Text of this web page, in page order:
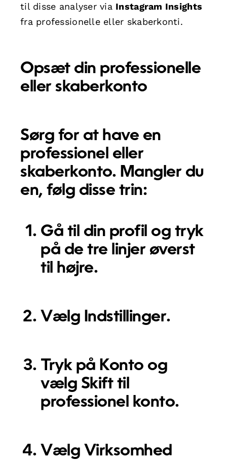
til disse analyser via Instagram Insights
fra professionelle eller skaberkonti.
Opsæt din professionelle
eller skaberkonto
Sørg for at have en
professionel eller
skaberkonto. Mangler du
en, følg disse trin:
Gå til din profil og tryk
på de tre linjer øverst
til højre.
Vælg Indstillinger.
Tryk på Konto og
vælg Skift til
professionel konto.
Vælg Virksomhed